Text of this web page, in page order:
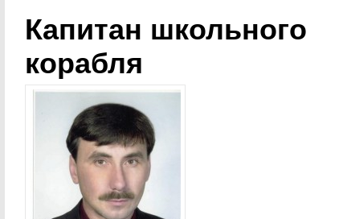
Капитан школьного
корабля